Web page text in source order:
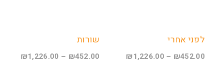
לפני אחרי
₪452.00
–
₪1,226.00
שורות
₪452.00
–
₪1,226.00